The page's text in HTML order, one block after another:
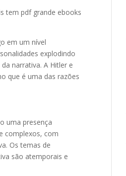
tem pdf grande ebooks
em um nível
explodindo
narrativa. A Hitler e
que é uma das razões
uma presença
complexos, com
Os temas de
são atemporais e